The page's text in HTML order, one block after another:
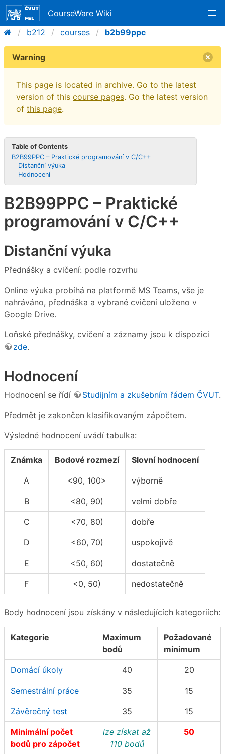
CourseWare Wiki
b212
courses b2b99ppc
Warning
This page is located in archive. Go to the latest
version of this course pages. Go the latest version
of this page.
Table of Contents
B2B99PPC – Praktické programování v C/C++
Distanční výuka
Hodnocení
B2B99PPC – Praktické
programování v C/C++
Distanční výuka
Přednášky a cvičení: podle rozvrhu
Online výuka probíhá na platformě MS Teams, vše je
nahráváno, přednáška a vybrané cvičení uloženo v
Google Drive.
Loňské přednášky, cvičení a záznamy jsou k dispozici
zde.
Hodnocení
Hodnocení se řídí Studijním a zkušebním řádem ČVUT.
Předmět je zakončen klasifikovaným zápočtem.
Výsledné hodnocení uvádí tabulka:
Známka Bodové rozmezí Slovní hodnocení
A <90, 100> výborně
B <80, 90) velmi dobře
C <70, 80) dobře
D <60, 70) uspokojivě
E <50, 60) dostatečně
F <0, 50) nedostatečně
Body hodnocení jsou získány v následujících kategoriích:
Kategorie
Maximum
bodů
Požadované
minimum
Domácí úkoly 40 20
Semestrální práce 35 15
Závěrečný test 35 15
Minimální počet
bodů pro zápočet
lze získat až
110 bodů
50